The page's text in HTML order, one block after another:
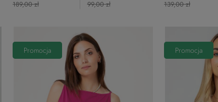
189,00 zł
99,00 zł
139,00 zł
Promocja Promocja